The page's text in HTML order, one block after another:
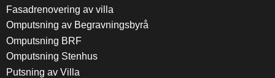
Fasadrenovering av villa
Omputsning av Begravningsbyrå
Omputsning BRF
Omputsning Stenhus
Putsning av Villa